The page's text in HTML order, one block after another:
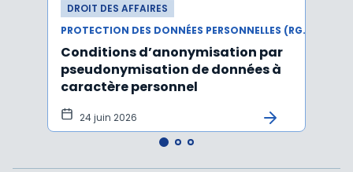
DROIT DES AFFAIRES
PROTECTION DES DONNÉES PERSONNELLES (RGPD)
Conditions d’anonymisation par
pseudonymisation de données à
caractère personnel
24 juin 2026